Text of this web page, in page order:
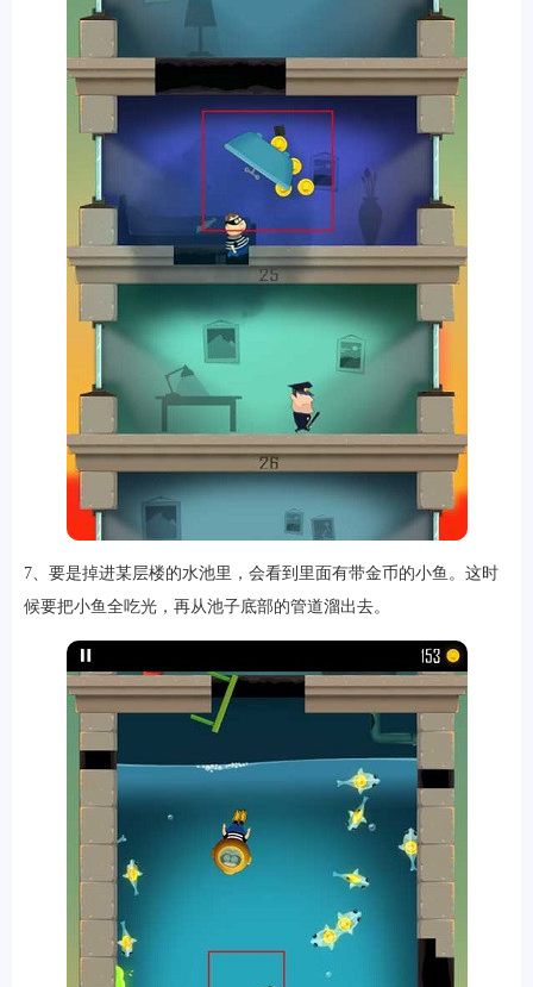
7、要是掉进某层楼的水池里，会看到里面有带金币的小鱼。这时
候要把小鱼全吃光，再从池子底部的管道溜出去。